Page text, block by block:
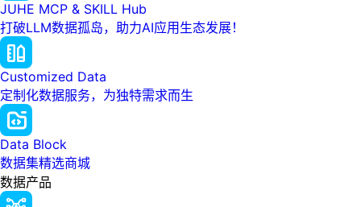
JUHE MCP & SKILL Hub
打破LLM数据孤岛，助力AI应用生态发展！
Customized Data
定制化数据服务，为独特需求而生
Data Block
数据集精选商城
数据产品